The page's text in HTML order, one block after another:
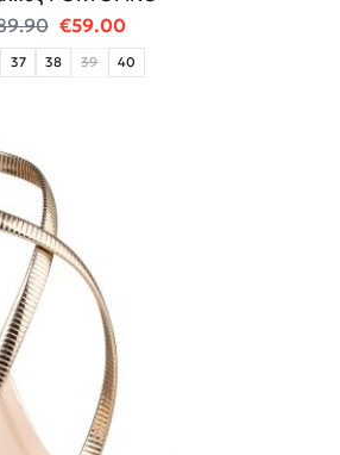
Original price was: €89.90.
€59.00Η τρέχουσα τιμή
37 38 39 40